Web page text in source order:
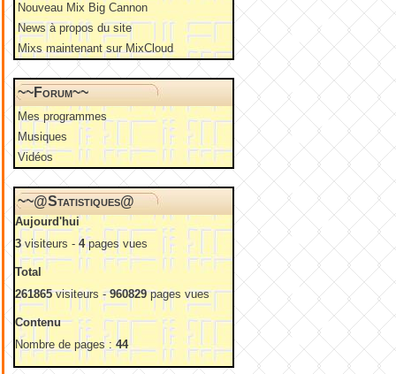
Nouveau Mix Big Cannon
News à propos du site
Mixs maintenant sur MixCloud
~~Forum~~
Mes programmes
Musiques
Vidéos
~~@Statistiques@
Aujourd'hui
3 visiteurs - 4pages vues
Total
261865visiteurs -960829pages vues
Contenu
Nombre de pages :44